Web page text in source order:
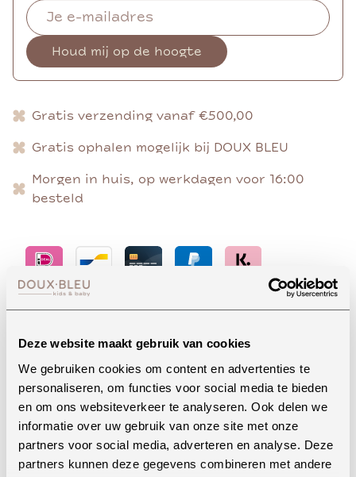
Deze website maakt gebruik van cookies
We gebruiken cookies om content en advertenties te
personaliseren, om functies voor social media te bieden
en om ons websiteverkeer te analyseren. Ook delen we
informatie over uw gebruik van onze site met onze
partners voor social media, adverteren en analyse. Deze
partners kunnen deze gegevens combineren met andere
Houd mij op de hoogte
Gratis verzending vanaf €500,00
Gratis ophalen mogelijk bij DOUX BLEU
Morgen in huis, op werkdagen voor 16:00
besteld
Whatsapp